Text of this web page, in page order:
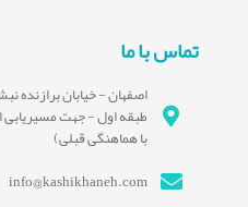
تماس با ما
طبقه اول - جهت
با هماهنگی قبلی)
info@kashikhaneh.com